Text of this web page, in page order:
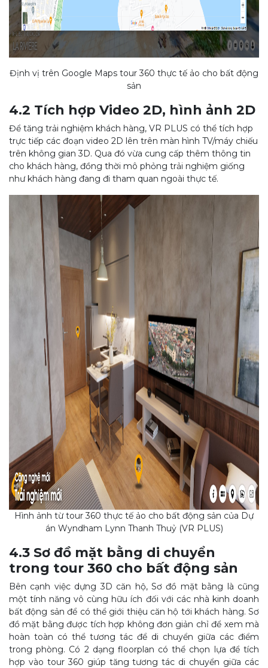
Định vị trên Google Maps tour 360 thực tế ảo cho bất động
sản
4.2 Tích hợp Video 2D, hình ảnh 2D
Để tăng trải nghiệm khách hàng, VR PLUS có thể tích hợp
trực tiếp các đoạn video 2D lên trên màn hình TV/máy chiếu
trên không gian 3D. Qua đó vừa cung cấp thêm thông tin
cho khách hàng, đồng thời mô phỏng trải nghiệm giống
như khách hàng đang đi tham quan ngoài thực tế.
Hình ảnh từ tour 360 thực tế ảo cho bất động sản của Dự
án Wyndham Lynn Thanh Thuỷ (VR PLUS)
4.3 Sơ đồ mặt bằng di chuyển
trong tour 360 cho bất động sản
Bên cạnh việc dựng 3D căn hộ, Sơ đồ mặt bằng là cũng
một tính năng vô cùng hữu ích đối với các nhà kinh doanh
bất động sản để có thể giới thiệu căn hộ tới khách hàng. Sơ
đồ mặt bằng được tích hợp không đơn giản chỉ để xem mà
hoàn toàn có thể tương tác để di chuyển giữa các điểm
trong phòng. Có 2 dạng floorplan có thể chọn lựa để tích
hợp vào tour 360 giúp tăng tương tác di chuyển giữa các